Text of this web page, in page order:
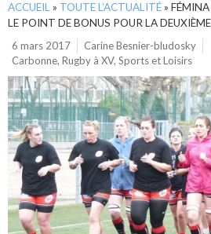
ACCUEIL » TOUTE L’ACTUALITÉ»
LE POINT DE BONUS POUR LA
6 mars 2017
Carine Besnier-bludosky
Carbonne, Rugby à XV, Sports et Loisirs